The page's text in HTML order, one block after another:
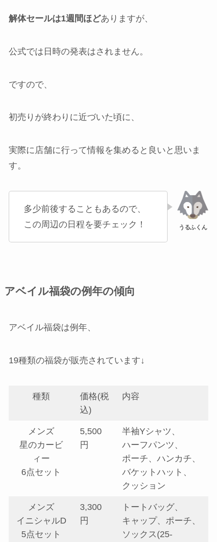
解体セールは1週間ほどありますが、
公式では日時の発表はされません。
ですので、
初売りが終わりに近づいた頃に、
実際に店舗に行って情報を集めると良いと思いま
す。
多少前後することもあるので、
この周辺の日程を要チェック！
アベイル福袋の例年の傾向
アベイル福袋は例年、
19種類の福袋が販売されています↓
種類
価格(税
込)
内容
メンズ
星のカービ
ィー
6点セット
5,500
円
半袖Yシャツ、
ハーフパンツ、
ポーチ、ハンカチ、
バケットハット、
クッション
メンズ
イニシャルD
5点セット
3,300
円
トートバッグ、
キャップ、ポーチ、
ソックス(25-